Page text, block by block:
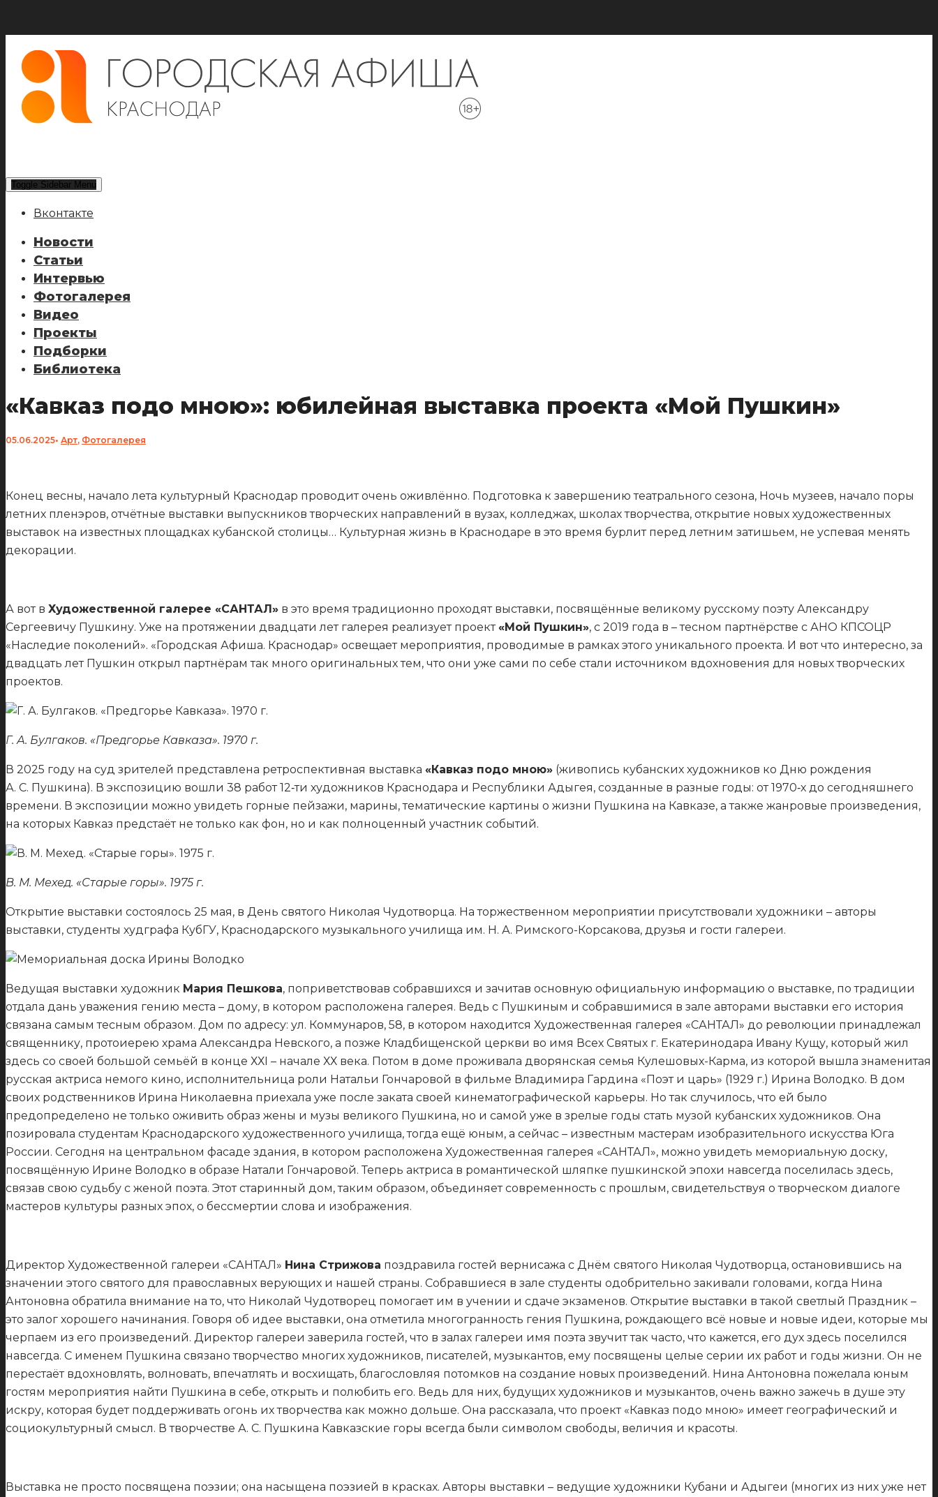
Toggle Sidebar Menu
Вконтакте
Новости
Статьи
Интервью
Фотогалерея
Видео
Проекты
Подборки
Библиотека
«Кавказ подо мною»: юбилейная выставка проекта «Мой Пушкин»
05.06.2025• Арт, Фотогалерея
Конец весны, начало лета культурный Краснодар проводит очень оживлённо. Подготовка к завершению театрального сезона, Ночь музеев, начало поры
летних пленэров, отчётные выставки выпускников творческих направлений в вузах, колледжах, школах творчества, открытие новых художественных
выставок на известных площадках кубанской столицы… Культурная жизнь в Краснодаре в это время бурлит перед летним затишьем, не успевая менять
декорации.
А вот в Художественной галерее «САНТАЛ» в это время традиционно проходят выставки, посвящённые великому русскому поэту Александру
Сергеевичу Пушкину. Уже на протяжении двадцати лет галерея реализует проект«Мой Пушкин», с 2019 года в – тесном партнёрстве с АНО КПСОЦР
«Наследие поколений». «Городская Афиша. Краснодар» освещает мероприятия, проводимые в рамках этого уникального проекта. И вот что интересно, за
двадцать лет Пушкин открыл партнёрам так много оригинальных тем, что они уже сами по себе стали источником вдохновения для новых творческих
проектов.
Г. А. Булгаков. «Предгорье Кавказа». 1970 г.
В 2025 году на суд зрителей представлена ретроспективная выставка «Кавказ подо мною» (живопись кубанских художников ко Дню рождения
А. С. Пушкина). В экспозицию вошли 38 работ 12‑ти художников Краснодара и Республики Адыгея, созданные в разные годы: от 1970‑х до сегодняшнего
времени. В экспозиции можно увидеть горные пейзажи, марины, тематические картины о жизни Пушкина на Кавказе, а также жанровые произведения,
на которых Кавказ предстаёт не только как фон, но и как полноценный участник событий.
В. М. Мехед. «Старые горы». 1975 г.
Открытие выставки состоялось 25 мая, в День святого Николая Чудотворца. На торжественном мероприятии присутствовали художники – авторы
выставки, студенты худграфа КубГУ, Краснодарского музыкального училища им. Н. А. Римского-Корсакова, друзья и гости галереи.
Ведущая выставки художник Мария Пешкова, поприветствовав собравшихся и зачитав основную официальную информацию о выставке, по традиции
отдала дань уважения гению места – дому, в котором расположена галерея. Ведь с Пушкиным и собравшимися в зале авторами выставки его история
связана самым тесным образом. Дом по адресу: ул. Коммунаров, 58, в котором находится Художественная галерея «САНТАЛ» до революции принадлежал
священнику, протоиерею храма Александра Невского, а позже Кладбищенской церкви во имя Всех Святых г. Екатеринодара Ивану Кущу, который жил
здесь со своей большой семьёй в конце ХХI – начале ХХ века. Потом в доме проживала дворянская семья Кулешовых-Карма, из которой вышла знаменитая
русская актриса немого кино, исполнительница роли Натальи Гончаровой в фильме Владимира Гардина «Поэт и царь» (1929 г.) Ирина Володко. В дом
своих родственников Ирина Николаевна приехала уже после заката своей кинематографической карьеры. Но так случилось, что ей было
предопределено не только оживить образ жены и музы великого Пушкина, но и самой уже в зрелые годы стать музой кубанских художников. Она
позировала студентам Краснодарского художественного училища, тогда ещё юным, а сейчас – известным мастерам изобразительного искусства Юга
России. Сегодня на центральном фасаде здания, в котором расположена Художественная галерея «САНТАЛ», можно увидеть мемориальную доску,
посвящённую Ирине Володко в образе Натали Гончаровой. Теперь актриса в романтической шляпке пушкинской эпохи навсегда поселилась здесь,
связав свою судьбу с женой поэта. Этот старинный дом, таким образом, объединяет современность с прошлым, свидетельствуя о творческом диалоге
мастеров культуры разных эпох, о бессмертии слова и изображения.
Директор Художественной галереи «САНТАЛ» Нина Стрижова поздравила гостей вернисажа с Днём святого Николая Чудотворца, остановившись на
значении этого святого для православных верующих и нашей страны. Собравшиеся в зале студенты одобрительно закивали головами, когда Нина
Антоновна обратила внимание на то, что Николай Чудотворец помогает им в учении и сдаче экзаменов. Открытие выставки в такой светлый Праздник –
это залог хорошего начинания. Говоря об идее выставки, она отметила многогранность гения Пушкина, рождающего всё новые и новые идеи, которые мы
черпаем из его произведений. Директор галереи заверила гостей, что в залах галереи имя поэта звучит так часто, что кажется, его дух здесь поселился
навсегда. С именем Пушкина связано творчество многих художников, писателей, музыкантов, ему посвящены целые серии их работ и годы жизни. Он не
перестаёт вдохновлять, волновать, впечатлять и восхищать, благословляя потомков на создание новых произведений. Нина Антоновна пожелала юным
гостям мероприятия найти Пушкина в себе, открыть и полюбить его. Ведь для них, будущих художников и музыкантов, очень важно зажечь в душе эту
искру, которая будет поддерживать огонь их творчества как можно дольше. Она рассказала, что проект «Кавказ подо мною» имеет географический и
социокультурный смысл. В творчестве А. С. Пушкина Кавказские горы всегда были символом свободы, величия и красоты.
Выставка не просто посвящена поэзии; она насыщена поэзией в красках. Авторы выставки – ведущие художники Кубани и Адыгеи (многих из них уже нет